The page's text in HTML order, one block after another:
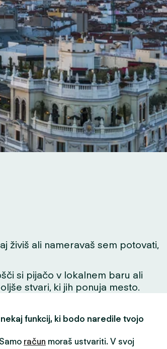
živiš ali nameravaš sem potovati,
si pijačo v lokalnem baru ali
stvari, ki jih ponuja mesto.
funkcij, ki bodo naredile tvojo
račun moraš ustvariti. V svoj